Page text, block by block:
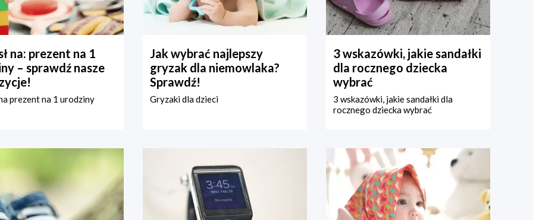
na: prezent na 1
– sprawdź nasze
prezent na 1 urodziny
Jak wybrać najlepszy
gryzak dla niemowlaka?
Sprawdź!
Gryzaki dla dzieci
3 wskazówki, jakie sandałki
dla rocznego dziecka
wybrać
3 wskazówki, jakie sandałki dla
rocznego dziecka wybrać